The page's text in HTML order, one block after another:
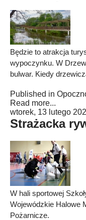
Będzie to atrakcja
wypoczynku. W
bulwar. Kiedy
Published in
Read more...
wtorek, 13 lutego
Strażacka
W hali sportowej
Wojewódzkie Halowe
Pożarnicze.